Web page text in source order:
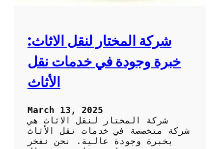
ا
ل
ث
د
م
شركة المختار لنقل الاثاث:
خبرة وجودة في خدمات نقل
الأثاث
March 13, 2025
شركة المختار لنقل الاثاث هي
شركة متخصصة في خدمات نقل الأثاث
بخبرة وجودة عالية. نحن نفخر